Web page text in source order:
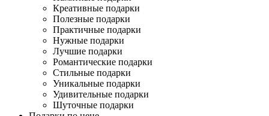
Креативные подарки
Полезные подарки
Практичные подарки
Нужные подарки
Лучшие подарки
Романтические подарки
Стильные подарки
Уникальные подарки
Удивительные подарки
Шуточные подарки